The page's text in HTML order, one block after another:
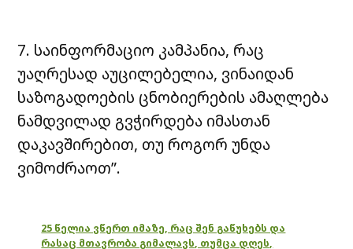
7. საინფორმაციო კამპანია, რაც
უაღრესად აუცილებელია, ვინაიდან
საზოგადოების ცნობიერების ამაღლება
ნამდვილად გვჭირდება იმასთან
დაკავშირებით, თუ როგორ უნდა
ვიმოძრაოთ”.
25 წელია ვწერთ იმაზე, რაც შენ გაწუხებს და
რასაც მთავრობა გიმალავს, თუმცა დღეს,